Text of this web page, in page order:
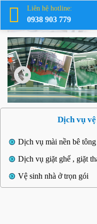
Liên hệ hotline:
0938 903 779
Dịch vụ
Dịch vụ mài nền bê tông
Dịch vụ giặt ghế , giặt
Vệ sinh nhà ở trọn gói